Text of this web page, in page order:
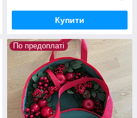
Купити
По предоплаті